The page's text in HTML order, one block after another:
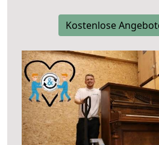
Kostenlose